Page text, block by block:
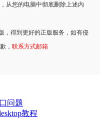
从您的电脑中彻底删除上述内
，得到更好的正版服务，如有侵
， 联系方式邮箱
问题
教程